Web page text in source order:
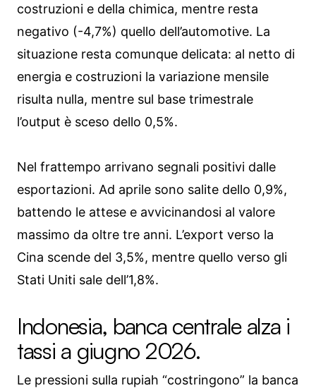
costruzioni e della chimica, mentre resta
negativo (-4,7%) quello dell’automotive. La
situazione resta comunque delicata: al netto di
energia e costruzioni la variazione mensile
risulta nulla, mentre sul base trimestrale
l’output è sceso dello 0,5%.
Nel frattempo arrivano segnali positivi dalle
esportazioni. Ad aprile sono salite dello 0,9%,
battendo le attese e avvicinandosi al valore
massimo da oltre tre anni. L’export verso la
Cina scende del 3,5%, mentre quello verso gli
Stati Uniti sale dell’1,8%.
Indonesia, banca centrale alza i
tassi a giugno 2026.
Le pressioni sulla rupiah “costringono” la banca